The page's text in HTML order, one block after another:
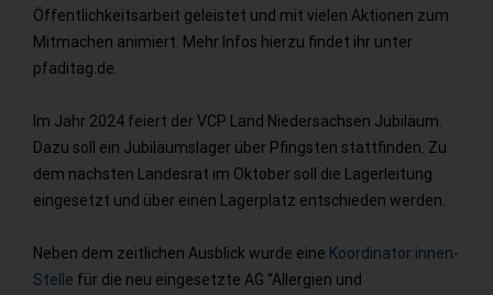
Öffentlichkeitsarbeit geleistet und mit vielen Aktionen zum
Mitmachen animiert. Mehr Infos hierzu findet ihr unter
pfaditag.de.
Im Jahr 2024 feiert der VCP Land Niedersachsen Jubiläum.
Dazu soll ein Jubiläumslager über Pfingsten stattfinden. Zu
dem nächsten Landesrat im Oktober soll die Lagerleitung
eingesetzt und über einen Lagerplatz entschieden werden.
Neben dem zeitlichen Ausblick wurde eine Koordinator:innen-
Stelle für die neu eingesetzte AG “Allergien und